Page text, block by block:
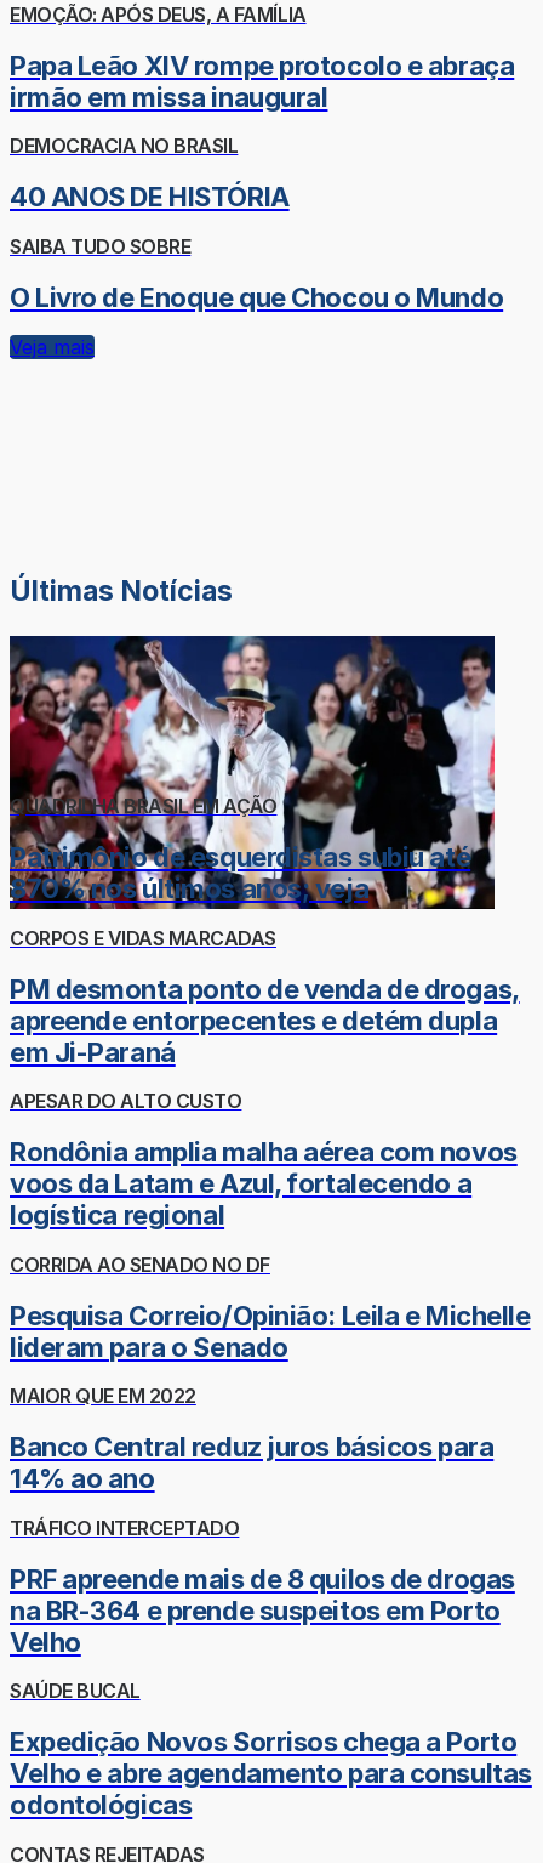
EMOÇÃO: APÓS DEUS, A FAMÍLIA
Papa Leão XIV rompe protocolo e abraça
irmão em missa inaugural
DEMOCRACIA NO BRASIL
40 ANOS DE HISTÓRIA
SAIBA TUDO SOBRE
O Livro de Enoque que Chocou o Mundo
Veja mais
Últimas Notícias
QUADRILHA BRASIL EM AÇÃO
Patrimônio de esquerdistas subiu até
870% nos últimos anos; veja
CORPOS E VIDAS MARCADAS
PM desmonta ponto de venda de drogas,
apreende entorpecentes e detém dupla
em Ji-Paraná
APESAR DO ALTO CUSTO
Rondônia amplia malha aérea com novos
voos da Latam e Azul, fortalecendo a
logística regional
CORRIDA AO SENADO NO DF
Pesquisa Correio/Opinião: Leila e Michelle
lideram para o Senado
MAIOR QUE EM 2022
Banco Central reduz juros básicos para
14% ao ano
TRÁFICO INTERCEPTADO
PRF apreende mais de 8 quilos de drogas
na BR-364 e prende suspeitos em Porto
Velho
SAÚDE BUCAL
Expedição Novos Sorrisos chega a Porto
Velho e abre agendamento para consultas
odontológicas
CONTAS REJEITADAS